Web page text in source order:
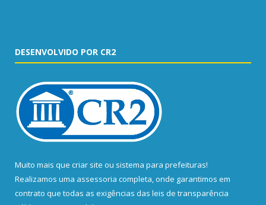
DESENVOLVIDO POR CR2
Muito mais que criar site ou sistema para prefeituras!
Realizamos uma assessoria completa, onde garantimos em
contrato que todas as exigências das leis de transparência